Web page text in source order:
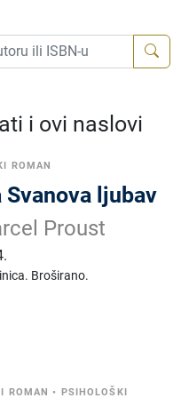
i ovi naslovi
ROMAN
Svanova ljubav
Proust
Broširano.
ROMAN •
PSIHOLOŠKI